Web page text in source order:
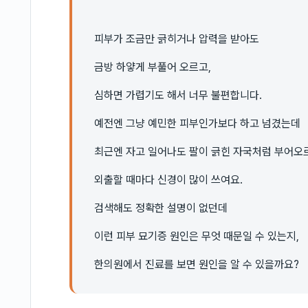
피부가 조금만 긁히거나 압력을 받아도
금방 하얗게 부풀어 오르고,
심하면 가렵기도 해서 너무 불편합니다.
예전엔 그냥 예민한 피부인가보다 하고 넘겼는데
최근엔 자고 일어나도 팔이 긁힌 자국처럼 부어오
외출할 때마다 신경이 많이 쓰여요.
검색해도 정확한 설명이 없던데
이런 피부 묘기증 원인은 무엇 때문일 수 있는지,
한의원에서 진료를 보면 원인을 알 수 있을까요?